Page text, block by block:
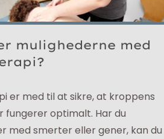
mulighederne med
er med til at sikre, at kroppens
fungerer optimalt. Har du
med smerter eller gener, kan du